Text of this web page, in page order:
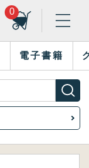
0
電子書籍